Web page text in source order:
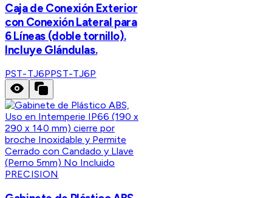
Caja de Conexión Exterior
con Conexión Lateral para
6 Líneas (doble tornillo).
Incluye Glándulas.
PST-TJ6PPST-TJ6P
PRECISION